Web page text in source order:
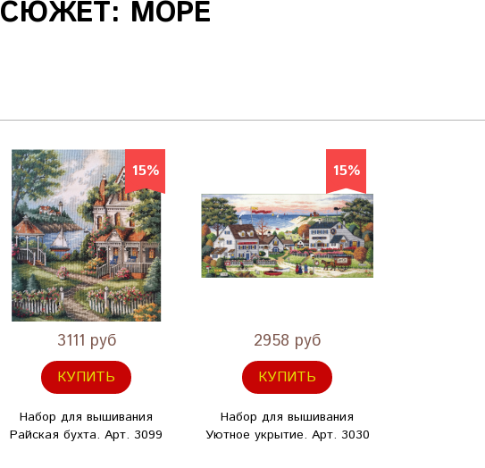
СЮЖЕТ: МОРЕ
15%
3111 руб
КУПИТЬ
Набор для вышивания
Райская бухта. Арт. 3099
15%
2958 руб
КУПИТЬ
Набор для вышивания
Уютное укрытие. Арт. 3030